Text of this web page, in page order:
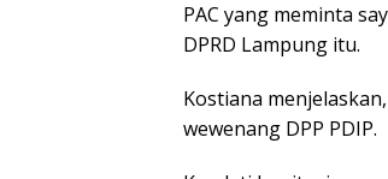
PAC yang meminta
DPRD Lampung itu.
Kostiana
wewenang DPP PDIP.